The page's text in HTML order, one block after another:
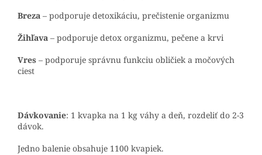
Breza – podporuje detoxikáciu, prečistenie organizmu
Žihľava – podporuje detox organizmu, pečene a krvi
Vres – podporuje správnu funkciu obličiek a močových
ciest
Dávkovanie: 1 kvapka na 1 kg váhy a deň, rozdeliť do 2-3
dávok.
Jedno balenie obsahuje 1100 kvapiek.